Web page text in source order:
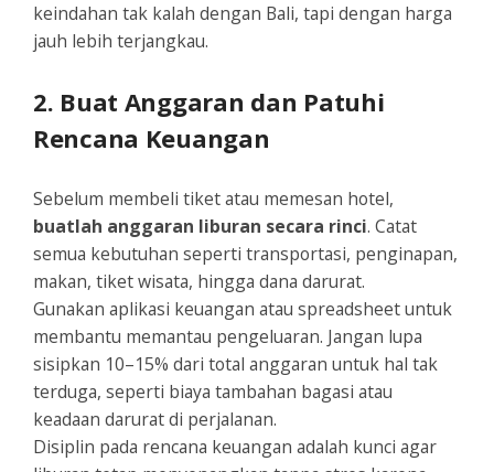
keindahan tak kalah dengan Bali, tapi dengan harga
jauh lebih terjangkau.
2. Buat Anggaran dan Patuhi
Rencana Keuangan
Sebelum membeli tiket atau memesan hotel,
buatlah anggaran liburan secara rinci. Catat
semua kebutuhan seperti transportasi, penginapan,
makan, tiket wisata, hingga dana darurat.
Gunakan aplikasi keuangan atau spreadsheet untuk
membantu memantau pengeluaran. Jangan lupa
sisipkan 10–15% dari total anggaran untuk hal tak
terduga, seperti biaya tambahan bagasi atau
keadaan darurat di perjalanan.
Disiplin pada rencana keuangan adalah kunci agar